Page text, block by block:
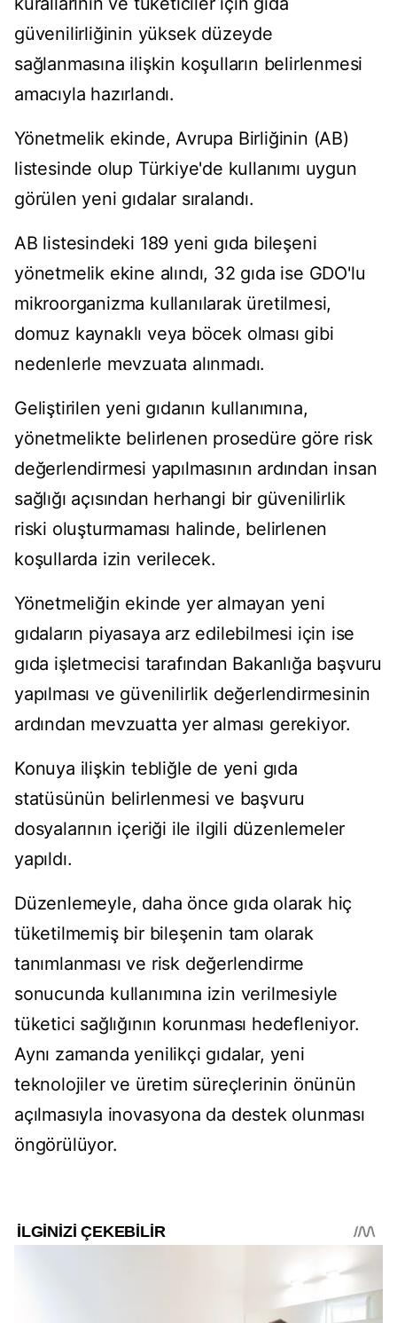
güvenilirliğinin yüksek düzeyde
sağlanmasına ilişkin koşulların belirlenmesi
amacıyla hazırlandı.
Yönetmelik ekinde, Avrupa Birliğinin (AB)
listesinde olup Türkiye'de kullanımı uygun
görülen yeni gıdalar sıralandı.
AB listesindeki 189 yeni gıda bileşeni
yönetmelik ekine alındı, 32 gıda ise GDO'lu
mikroorganizma kullanılarak üretilmesi,
domuz kaynaklı veya böcek olması gibi
nedenlerle mevzuata alınmadı.
Geliştirilen yeni gıdanın kullanımına,
yönetmelikte belirlenen prosedüre göre risk
değerlendirmesi yapılmasının ardından insan
sağlığı açısından herhangi bir güvenilirlik
riski oluşturmaması halinde, belirlenen
koşullarda izin verilecek.
Yönetmeliğin ekinde yer almayan yeni
gıdaların piyasaya arz edilebilmesi için ise
gıda işletmecisi tarafından Bakanlığa başvuru
yapılması ve güvenilirlik değerlendirmesinin
ardından mevzuatta yer alması gerekiyor.
Konuya ilişkin tebliğle de yeni gıda
statüsünün belirlenmesi ve başvuru
dosyalarının içeriği ile ilgili düzenlemeler
yapıldı.
Düzenlemeyle, daha önce gıda olarak hiç
tüketilmemiş bir bileşenin tam olarak
tanımlanması ve risk değerlendirme
sonucunda kullanımına izin verilmesiyle
tüketici sağlığının korunması hedefleniyor.
Aynı zamanda yenilikçi gıdalar, yeni
teknolojiler ve üretim süreçlerinin önünün
açılmasıyla inovasyona da destek olunması
öngörülüyor.